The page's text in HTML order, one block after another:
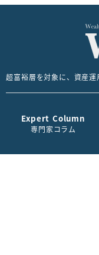
超富裕層を対象に、資産運
Expert Column
専門家コラム